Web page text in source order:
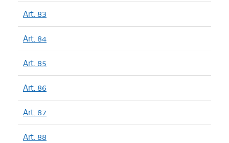
Art. 83
Art. 84
Art. 85
Art. 86
Art. 87
Art. 88